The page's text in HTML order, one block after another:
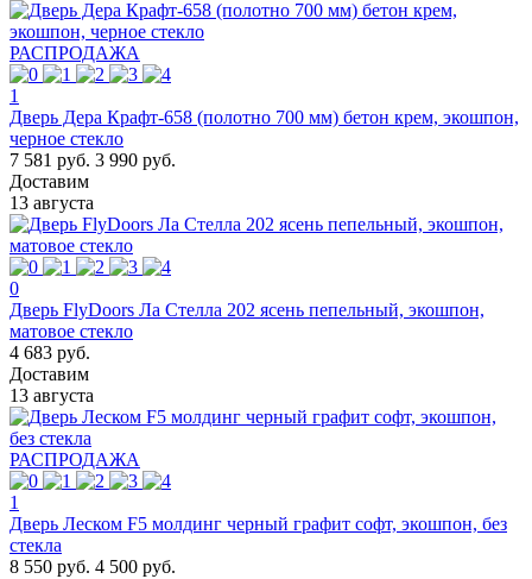
РАСПРОДАЖА
1
Дверь Дера Крафт-658 (полотно 700 мм) бетон крем, экошпон,
черное стекло
7 581 руб. 3 990 руб.
Доставим
13 августа
0
Дверь FlyDoors Ла Стелла 202 ясень пепельный, экошпон,
матовое стекло
4 683 руб.
Доставим
13 августа
РАСПРОДАЖА
1
Дверь Леском F5 молдинг черный графит софт, экошпон, без
стекла
8 550 руб. 4 500 руб.